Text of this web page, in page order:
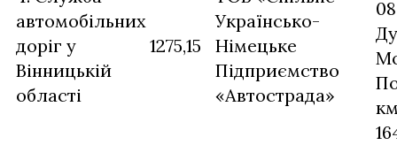
автомобільних
доріг у
Вінницькій
області
1275,15
Українсько-
Німецьке
Підприємство
«Автострада»